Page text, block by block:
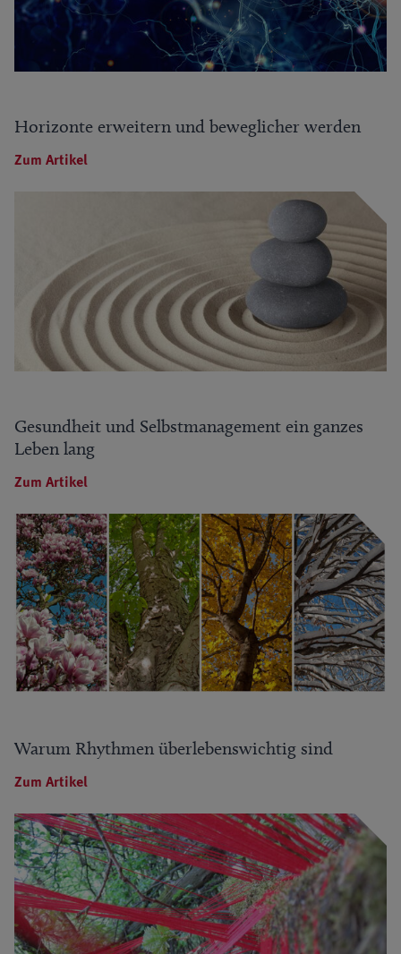
Horizonte erweitern und beweglicher werden
Zum Artikel
Gesundheit und Selbstmanagement ein ganzes
Leben lang
Zum Artikel
Warum Rhythmen überlebenswichtig sind
Zum Artikel